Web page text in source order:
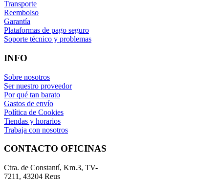
Transporte
Reembolso
Garantía
Plataformas de pago seguro
Soporte técnico y problemas
INFO
Sobre nosotros
Ser nuestro proveedor
Por qué tan barato
Gastos de envío
Política de Cookies
Tiendas y horarios
Trabaja con nosotros
CONTACTO OFICINAS
Ctra. de Constantí, Km.3, TV-
7211, 43204 Reus